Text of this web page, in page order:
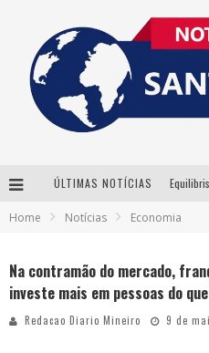
ÚLTIMAS NOTÍCIAS
Home Notícias Economia
Na contramão do mercado,
investe mais em pessoas do
Redacao Diario Mineiro 9 de